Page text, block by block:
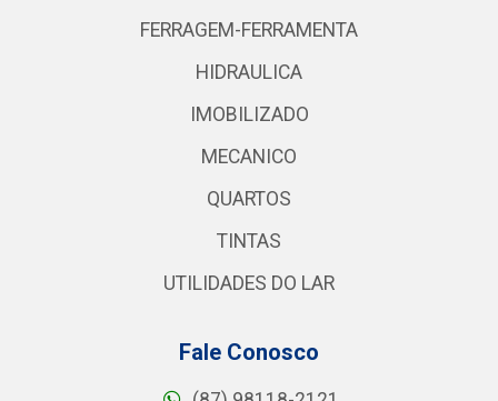
FERRAGEM-FERRAMENTA
HIDRAULICA
IMOBILIZADO
MECANICO
QUARTOS
TINTAS
UTILIDADES DO LAR
Fale Conosco